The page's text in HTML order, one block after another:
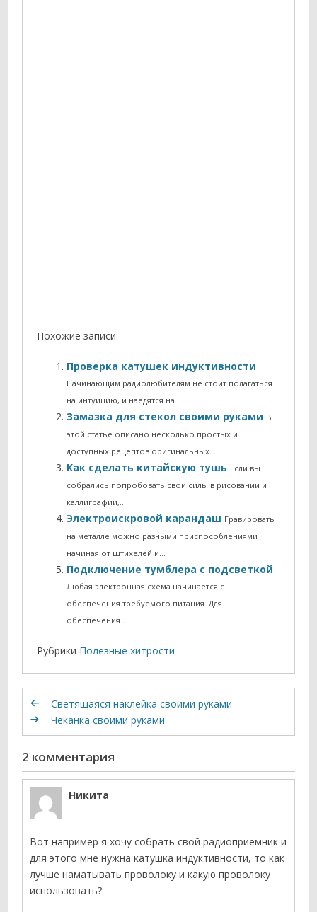
Похожие записи:
Проверка катушек индуктивности
Начинающим радиолюбителям не стоит полагаться
на интуицию, и наедятся на…
Замазка для стекол своими руками В
этой статье описано несколько простых и
доступных рецептов оригинальных…
Как сделать китайскую тушь Если вы
собрались попробовать свои силы в рисовании и
каллиграфии,…
Электроискровой карандаш Гравировать
на металле можно разными приспособлениями
начиная от штихелей и…
Подключение тумблера с подсветкой
Любая электронная схема начинается с
обеспечения требуемого питания. Для
обеспечения…
Рубрики Полезные хитрости
Светящаяся наклейка своими руками
Чеканка своими руками
2 комментария
Никита
Вот например я хочу собрать свой радиоприемник и
для этого мне нужна катушка индуктивности, то как
лучше наматывать проволоку и какую проволоку
использовать?